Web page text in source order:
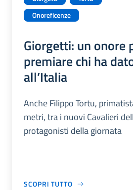
Onoreficenze
Giorgetti: un onore
premiare chi ha
all’Italia
Anche Filippo Tortu,
metri, tra i nuovi Cavalieri
protagonisti della giornata
SCOPRI TUTTO